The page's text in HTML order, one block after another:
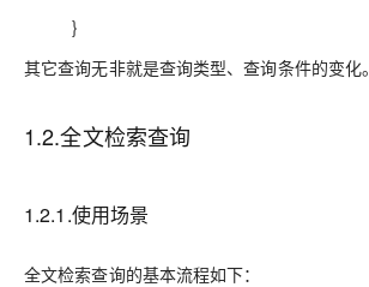
}
其它查询无非就是查询类型、查询条件的变化。
1.2.全文检索查询
1.2.1.使用场景
全文检索查询的基本流程如下：